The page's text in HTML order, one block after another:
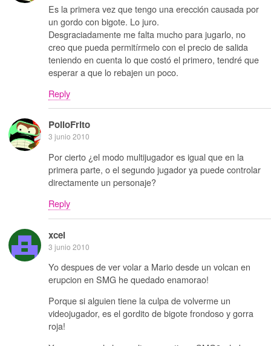
Es la primera vez que tengo una erección causada por
un gordo con bigote. Lo juro.
Desgraciadamente me falta mucho para jugarlo, no
creo que pueda permitírmelo con el precio de salida
teniendo en cuenta lo que costó el primero, tendré que
esperar a que lo rebajen un poco.
Reply
PolloFrito
3 junio 2010
Por cierto ¿el modo multijugador es igual que en la
primera parte, o el segundo jugador ya puede controlar
directamente un personaje?
Reply
xcel
3 junio 2010
Yo despues de ver volar a Mario desde un volcan en
erupcion en SMG he quedado enamorao!
Porque si alguien tiene la culpa de volverme un
videojugador, es el gordito de bigote frondoso y gorra
roja!